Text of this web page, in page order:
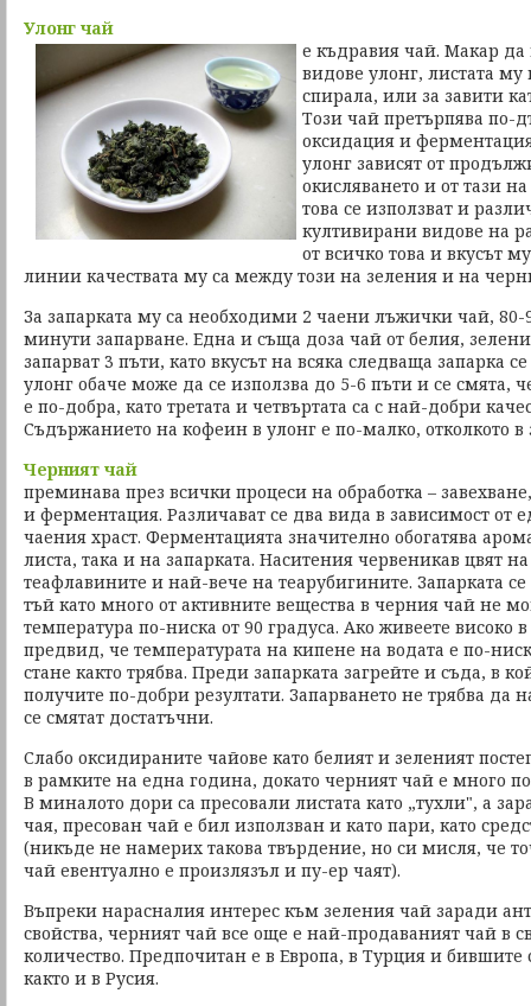
Улонг чай
е къдравия чай. Макар
видове улонг, листата
спирала, или за завити
Този чай претърпява по-
оксидация и
улонг зависят от
окисляването и от тази
това се използват и
култивирани видове на
от всичко това и вкусът
линии качествата му са между този на зеления и на
За запарката му са необходими 2 чаени лъжички чай, 80-
минути запарване. Една и съща доза чай от белия,
запарват 3 пъти, като вкусът на всяка следваща запарка
улонг обаче може да се използва до 5-6 пъти и се смята,
е по-добра, като третата и четвъртата са с най-добри
Съдържанието на кофеин в улонг е по-малко, отколкото
Черният чай
преминава през всички процеси на обработка –
и ферментация. Различават се два вида в зависимост от
чаения храст. Ферментацията значително обогатява
листа, така и на запарката. Наситения червеникав цвят
теафлавините и най-вече на теарубигините. Запарката
тъй като много от активните вещества в черния чай не
температура по-ниска от 90 градуса. Ако живеете високо
предвид, че температурата на кипене на водата е по-
стане както трябва. Преди запарката загрейте и съда, в
получите по-добри резултати. Запарването не трябва да
се смятат достатъчни.
Слабо оксидираните чайове като белият и зеленият
в рамките на една година, докато черният чай е много
В миналото дори са пресовали листата като „тухли", а
чая, пресован чай е бил използван и като пари, като
(никъде не намерих такова твърдение, но си мисля, че
чай евентуално е произлязъл и пу-ер чаят).
Въпреки нарасналия интерес към зеления чай заради
свойства, черният чай все още е най-продаваният чай в
количество. Предпочитан е в Европа, в Турция и бившите
както и в Русия.